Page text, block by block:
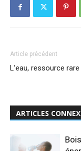
Article précédent
L’eau, ressource rare
ARTICLES